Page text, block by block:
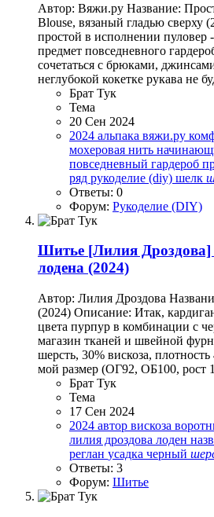
Автор: Вяжи.ру Название:
Blouse, вязаный гладью сверху
простой в исполнении пуловер
предмет повседневного
сочетаться с брюками,
неглубокой кокетке рукава не
Брат Тук
Тема
20 Сен 2024
2024 альпака вяжи.ру
мохеровая нить
повседневный гардероб
ряд рукоделие (diy) шелк
Ответы: 0
Форум: Рукоделие (DIY)
Шитье [Лилия
лодена (2024)
Автор: Лилия Дроздова
(2024) Описание: Итак,
цвета пурпур в комбинации с
магазин тканей и швейной
шерсть, 30% вискоза,
мой размер (ОГ92, ОБ100, рост
Брат Тук
Тема
17 Сен 2024
2024 автор вискоза
лилия дроздова лоден
реглан усадка черный
Ответы: 3
Форум: Шитье